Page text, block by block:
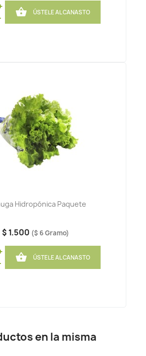
 ÚSTELE AL CANASTO
Hidropónica Paquete
$ 1.500 ($ 6 Gramo)
 ÚSTELE AL CANASTO
en la misma